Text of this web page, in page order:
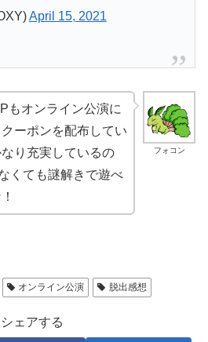
April 15, 2021
フォコン
もオンライン公演に
ーポンを配布してい
り充実しているの
くても謎解きで遊べ
オンライン公演 脱出感想
シェアする